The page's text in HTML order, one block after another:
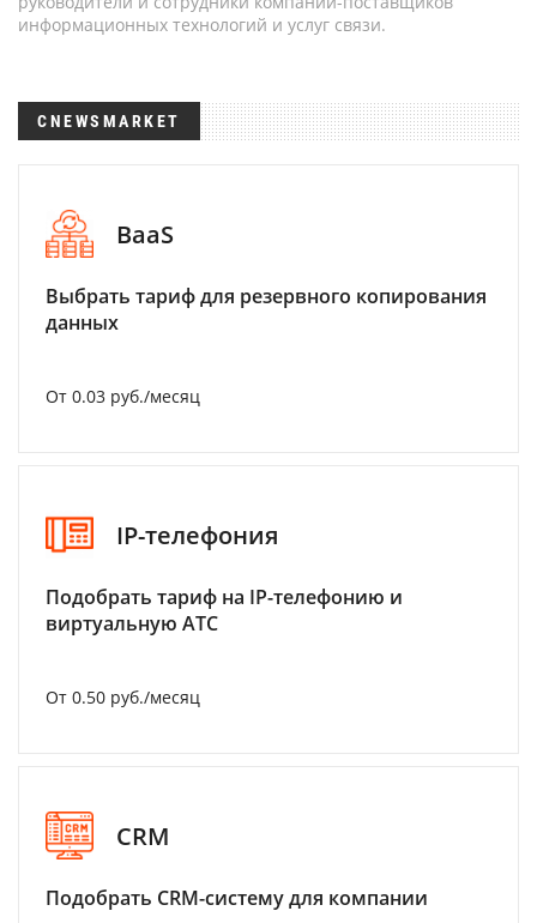
информационных технологий и услуг связи.
CNEWSMARKET
BaaS
Выбрать тариф для резервного копирования
данных
От 0.03 руб./месяц
IP-телефония
Подобрать тариф на IP-телефонию и
виртуальную АТС
От 0.50 руб./месяц
CRM
Подобрать CRM-систему для компании